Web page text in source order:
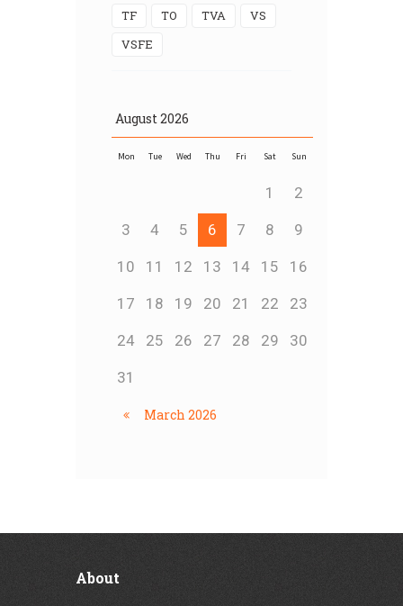
TF
TO TVA
VS
VSFE
August 2026
Mon Tue Wed Thu Fri Sat Sun
1 2
3 4 5 6 7 8 9
10 11 12 13 14 15 16
17 18 19 20 21 22 23
24 25 26 27 28 29 30
31
March 2026
About